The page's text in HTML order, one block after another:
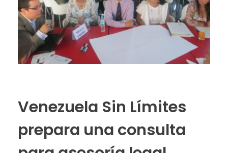
Venezuela Sin Límites
prepara una consulta